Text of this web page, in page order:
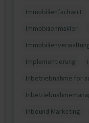
Immobilienfachwirt
Immobilienmakler
Implementierung
Inbetriebnahme for
Inbound Marketing